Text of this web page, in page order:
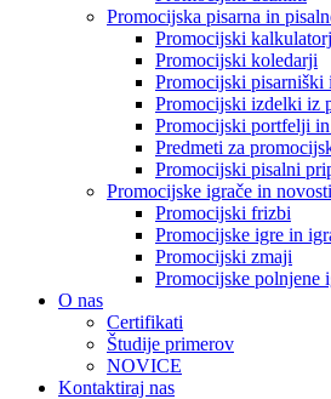
Promocijska pisarna in
Promocijski
Promocijski koledarji
Promocijski pisarniški
Promocijski izdelki iz
Promocijski portfelji in
Predmeti za
Promocijski pisalni
Promocijske igrače in novosti
Promocijski frizbi
Promocijske igre in
Promocijski zmaji
Promocijske polnjene
O nas
Certifikati
Študije primerov
NOVICE
Kontaktiraj nas